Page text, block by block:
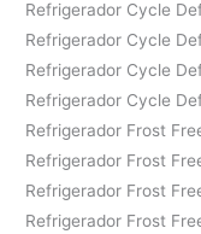
Refrigerador Cycle
Refrigerador Cycle
Refrigerador Cycle
Refrigerador Cycle
Refrigerador Frost
Refrigerador Frost
Refrigerador Frost
Refrigerador Frost